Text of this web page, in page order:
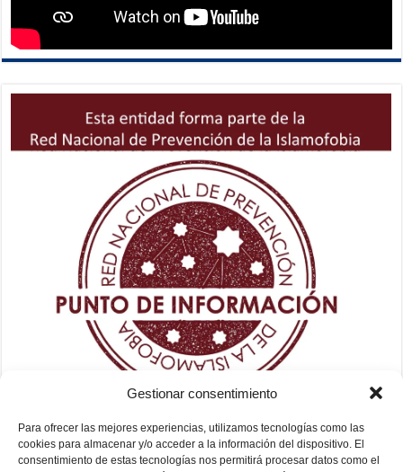
Gestionar consentimiento
Para ofrecer las mejores experiencias, utilizamos tecnologías como las
cookies para almacenar y/o acceder a la información del dispositivo. El
consentimiento de estas tecnologías nos permitirá procesar datos como el